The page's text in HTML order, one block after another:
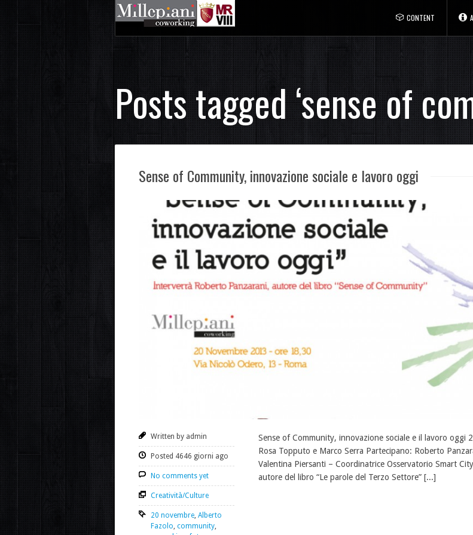
CONTENT
Posts tagged ‘sense of
Sense of Community, innovazione sociale e lavoro oggi
Written by admin
Posted 4646 giorni ago
No comments yet
Creatività/Culture
20 novembre Alberto
Fazolo community
Sense of Community, innovazione sociale e il lavoro
Rosa Topputo e Marco Serra Partecipano: Roberto
Valentina Piersanti – Coordinatrice Osservatorio Smart
autore del libro “Le parole del Terzo Settore” [...]